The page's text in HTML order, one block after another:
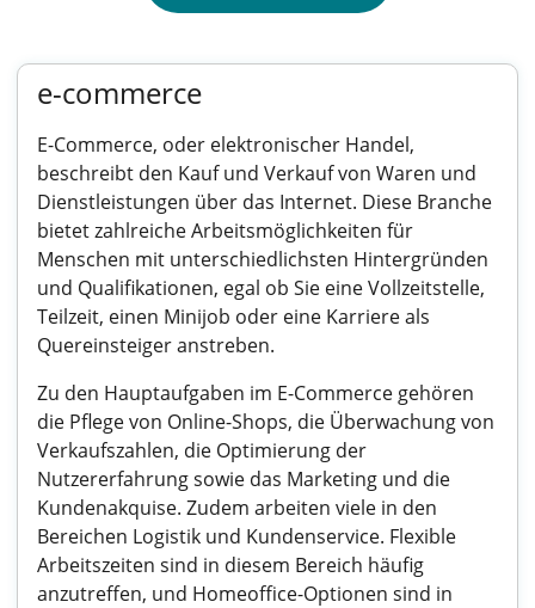
e-commerce
E-Commerce, oder elektronischer Handel,
beschreibt den Kauf und Verkauf von Waren und
Dienstleistungen über das Internet. Diese Branche
bietet zahlreiche Arbeitsmöglichkeiten für
Menschen mit unterschiedlichsten Hintergründen
und Qualifikationen, egal ob Sie eine Vollzeitstelle,
Teilzeit, einen Minijob oder eine Karriere als
Quereinsteiger anstreben.
Zu den Hauptaufgaben im E-Commerce gehören
die Pflege von Online-Shops, die Überwachung von
Verkaufszahlen, die Optimierung der
Nutzererfahrung sowie das Marketing und die
Kundenakquise. Zudem arbeiten viele in den
Bereichen Logistik und Kundenservice. Flexible
Arbeitszeiten sind in diesem Bereich häufig
anzutreffen, und Homeoffice-Optionen sind in